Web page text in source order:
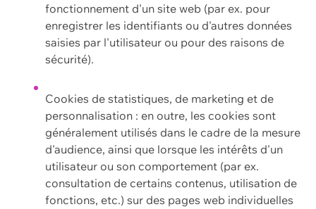
fonctionnement d'un site web (par ex. pour
enregistrer les identifiants ou d'autres données
saisies par l'utilisateur ou pour des raisons de
sécurité).
Cookies de statistiques, de marketing et de
personnalisation : en outre, les cookies sont
généralement utilisés dans le cadre de la mesure
d'audience, ainsi que lorsque les intérêts d'un
utilisateur ou son comportement (par ex.
consultation de certains contenus, utilisation de
fonctions, etc.) sur des pages web individuelles